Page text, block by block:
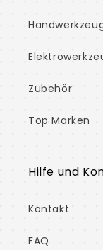
Zubehör
Top Marken
Hilfe und
Kontakt
FAQ